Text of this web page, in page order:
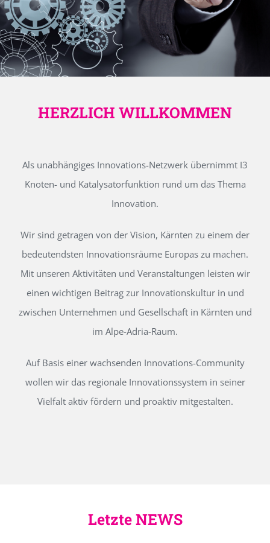
HERZLICH WILLKOMMEN
Als unabhängiges Innovations-Netzwerk übernimmt I3
Knoten- und Katalysatorfunktion rund um das Thema
Innovation.
Wir sind getragen von der Vision, Kärnten zu einem der
bedeutendsten Innovationsräume Europas zu machen.
Mit unseren Aktivitäten und Veranstaltungen leisten wir
einen wichtigen Beitrag zur Innovationskultur in und
zwischen Unternehmen und Gesellschaft in Kärnten und
im Alpe-Adria-Raum.
Auf Basis einer wachsenden Innovations-Community
wollen wir das regionale Innovationssystem in seiner
Vielfalt aktiv fördern und proaktiv mitgestalten.
Letzte NEWS